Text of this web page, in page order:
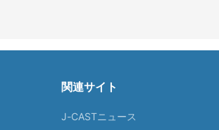
関連サイト
J-CASTニュース